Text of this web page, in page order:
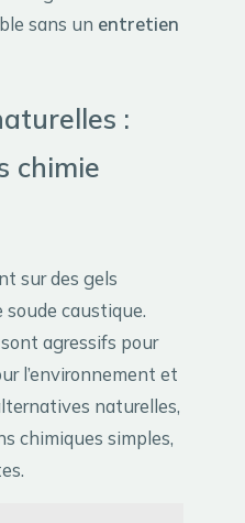
sans un entretien
:
chimie
sur des gels
soude caustique.
agressifs pour
l’environnement et
naturelles,
chimiques simples,